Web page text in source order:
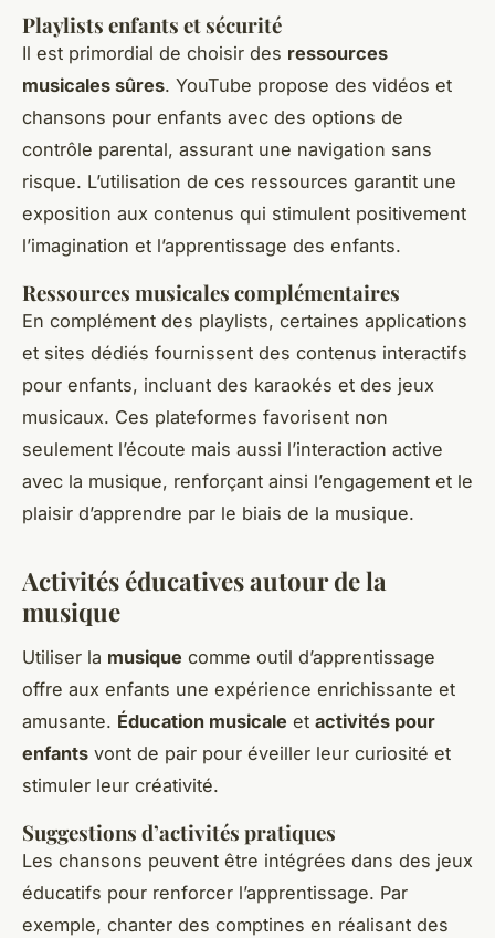
Playlists enfants et sécurité
Il est primordial de choisir des ressources
musicales sûres. YouTube propose des vidéos et
chansons pour enfants avec des options de
contrôle parental, assurant une navigation sans
risque. L’utilisation de ces ressources garantit une
exposition aux contenus qui stimulent positivement
l’imagination et l’apprentissage des enfants.
Ressources musicales complémentaires
En complément des playlists, certaines applications
et sites dédiés fournissent des contenus interactifs
pour enfants, incluant des karaokés et des jeux
musicaux. Ces plateformes favorisent non
seulement l’écoute mais aussi l’interaction active
avec la musique, renforçant ainsi l’engagement et le
plaisir d’apprendre par le biais de la musique.
Activités éducatives autour de la
musique
Utiliser la musique comme outil d’apprentissage
offre aux enfants une expérience enrichissante et
amusante. Éducation musicale et activités pour
enfants vont de pair pour éveiller leur curiosité et
stimuler leur créativité.
Suggestions d’activités pratiques
Les chansons peuvent être intégrées dans des jeux
éducatifs pour renforcer l’apprentissage. Par
exemple, chanter des comptines en réalisant des